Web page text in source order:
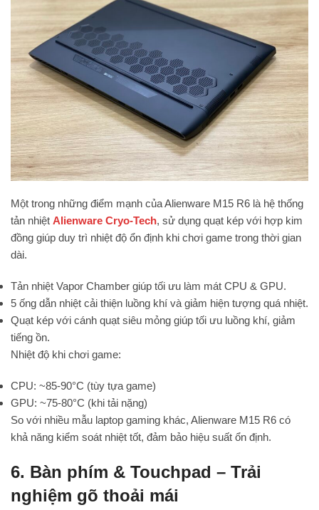
Một trong những điểm mạnh của Alienware M15 R6 là hệ thống
tản nhiệt Alienware Cryo-Tech, sử dụng quạt kép với hợp kim
đồng giúp duy trì nhiệt độ ổn định khi chơi game trong thời gian
dài.
Tản nhiệt Vapor Chamber giúp tối ưu làm mát CPU & GPU.
5 ống dẫn nhiệt cải thiện luồng khí và giảm hiện tượng quá nhiệt.
Quạt kép với cánh quạt siêu mỏng giúp tối ưu luồng khí, giảm
tiếng ồn.
Nhiệt độ khi chơi game:
CPU: ~85-90°C (tùy tựa game)
GPU: ~75-80°C (khi tải nặng)
So với nhiều mẫu laptop gaming khác, Alienware M15 R6 có
khả năng kiểm soát nhiệt tốt, đảm bảo hiệu suất ổn định.
6. Bàn phím & Touchpad – Trải
nghiệm gõ thoải mái